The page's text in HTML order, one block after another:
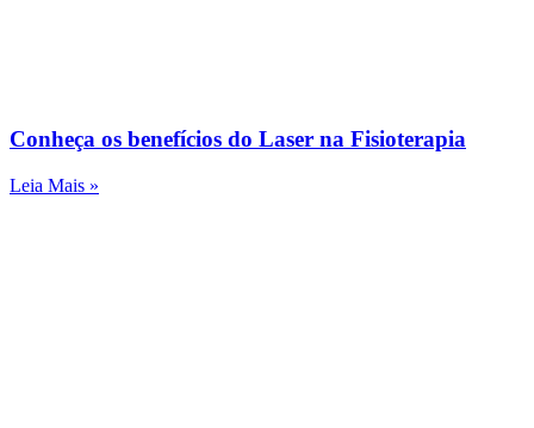
Conheça os benefícios do Laser na Fisioterapia
Leia Mais »